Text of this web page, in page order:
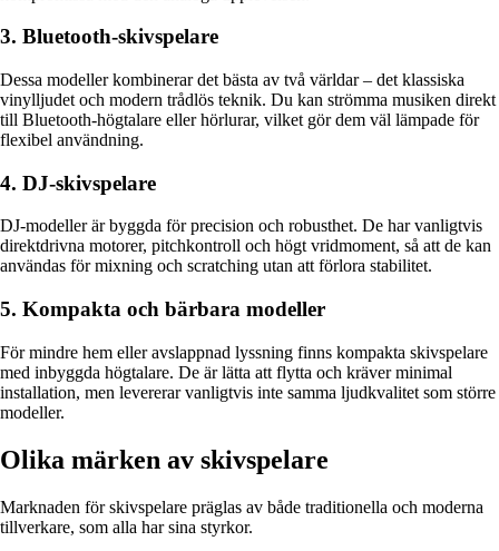
3. Bluetooth-skivspelare
Dessa modeller kombinerar det bästa av två världar – det klassiska
vinylljudet och modern trådlös teknik. Du kan strömma musiken direkt
till Bluetooth-högtalare eller hörlurar, vilket gör dem väl lämpade för
flexibel användning.
4. DJ-skivspelare
DJ-modeller är byggda för precision och robusthet. De har vanligtvis
direktdrivna motorer, pitchkontroll och högt vridmoment, så att de kan
användas för mixning och scratching utan att förlora stabilitet.
5. Kompakta och bärbara modeller
För mindre hem eller avslappnad lyssning finns kompakta skivspelare
med inbyggda högtalare. De är lätta att flytta och kräver minimal
installation, men levererar vanligtvis inte samma ljudkvalitet som större
modeller.
Olika märken av skivspelare
Marknaden för skivspelare präglas av både traditionella och moderna
tillverkare, som alla har sina styrkor.